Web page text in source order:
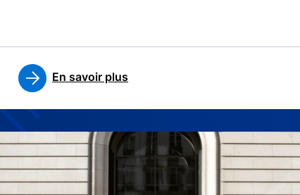
En savoir plus